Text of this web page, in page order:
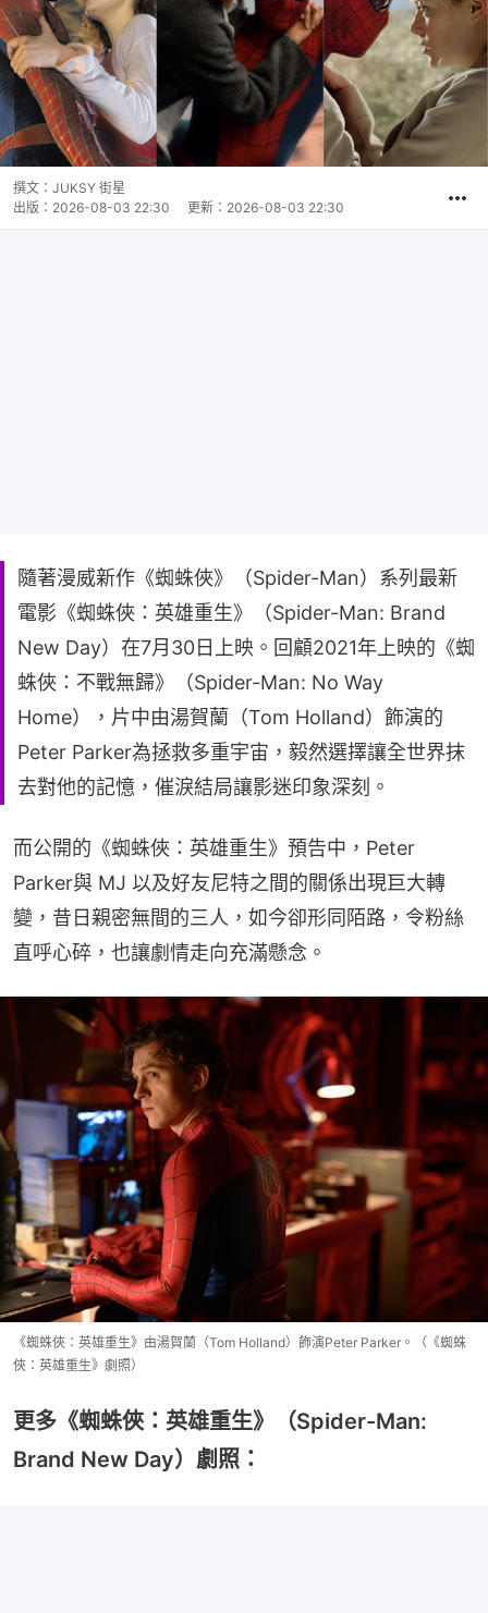
撰文： JUKSY 街星
出版： 2026-08-03 22:30 更新： 2026-08-03 22:30
隨著漫威新作《蜘蛛俠》（Spider-Man）系列最新
電影《蜘蛛俠：英雄重生》（Spider-Man: Brand
New Day）在7月30日上映。回顧2021年上映的《蜘
蛛俠：不戰無歸》（Spider-Man: No Way
Home），片中由湯賀蘭（Tom Holland）飾演的
Peter Parker為拯救多重宇宙，毅然選擇讓全世界抹
去對他的記憶，催淚結局讓影迷印象深刻。
而公開的《蜘蛛俠：英雄重生》預告中，Peter
Parker與 MJ 以及好友尼特之間的關係出現巨大轉
變，昔日親密無間的三人，如今卻形同陌路，令粉絲
直呼心碎，也讓劇情走向充滿懸念。
《蜘蛛俠：英雄重生》由湯賀蘭（Tom Holland）飾演Peter Parker。（《蜘蛛
俠：英雄重生》劇照）
更多《蜘蛛俠：英雄重生》（Spider-Man:
Brand New Day）劇照：